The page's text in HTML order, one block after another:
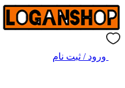
ورود / ثبت نام